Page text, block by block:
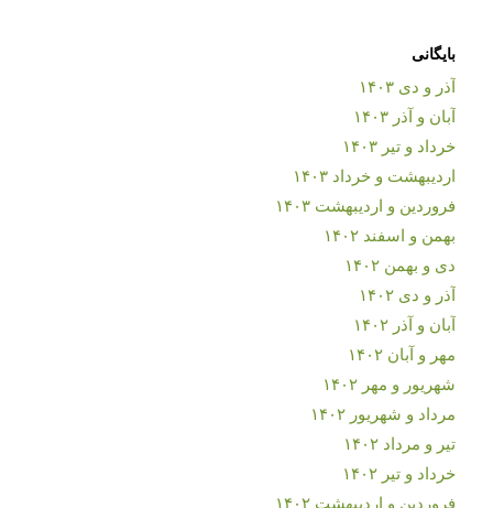
بایگانی
آذر و دی ۱۴۰۳
آبان و آذر ۱۴۰۳
خرداد و تیر ۱۴۰۳
اردیبهشت و خرداد ۱۴۰۳
فروردین و اردیبهشت ۱۴۰۳
بهمن و اسفند ۱۴۰۲
دی و بهمن ۱۴۰۲
آذر و دی ۱۴۰۲
آبان و آذر ۱۴۰۲
مهر و آبان ۱۴۰۲
شهریور و مهر ۱۴۰۲
مرداد و شهریور ۱۴۰۲
تیر و مرداد ۱۴۰۲
خرداد و تیر ۱۴۰۲
فروردین و اردیبهشت ۱۴۰۲